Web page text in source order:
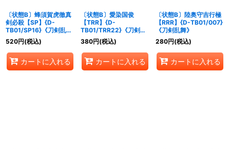
〔状態B〕蜂須賀虎徹真
剣必殺【SP】{D-
TB01/SP16}《刀剣乱
舞》
520円(税込)
カートに入れる
〔状態B〕愛染国俊
【TRR】{D-
TB01/TRR22}《刀剣乱
舞》
380円(税込)
カートに入れる
〔状態B〕陸奥守吉行極
【RRR】{D-TB01/007}
《刀剣乱舞》
280円(税込)
カートに入れる